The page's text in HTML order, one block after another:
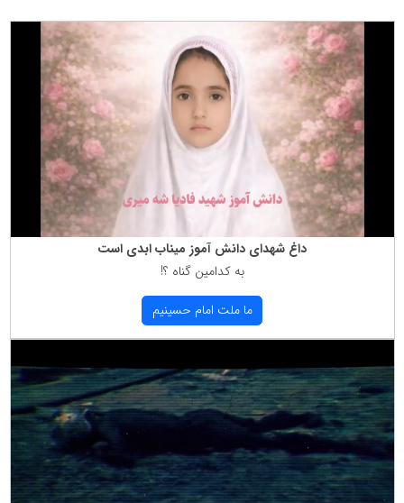
داغ شهدای دانش آموز میناب ابدی است
به كدامین گناه ؟!
ما ملت امام حسینیم